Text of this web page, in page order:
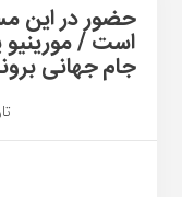
حضور در این
است / مورینیو
جام جهانی